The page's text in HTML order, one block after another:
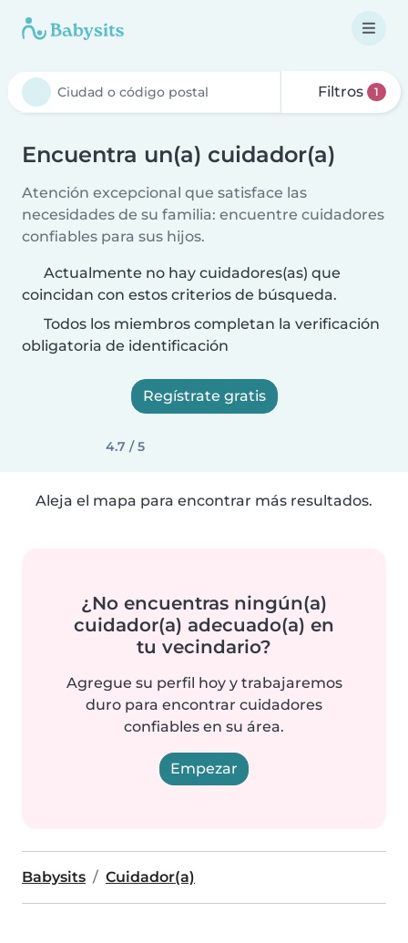
Filtros 1
Encuentra un(a) cuidador(a)
Atención excepcional que satisface las
necesidades de su familia: encuentre cuidadores
confiables para sus hijos.
Actualmente no hay cuidadores(as) que
coincidan con estos criterios de búsqueda.
Todos los miembros completan la verificación
obligatoria de identificación
Regístrate gratis
4.7 / 5
Aleja el mapa para encontrar más resultados.
¿No encuentras ningún(a)
cuidador(a) adecuado(a) en
tu vecindario?
Agregue su perfil hoy y trabajaremos
duro para encontrar cuidadores
confiables en su área.
Empezar
Babysits Cuidador(a)